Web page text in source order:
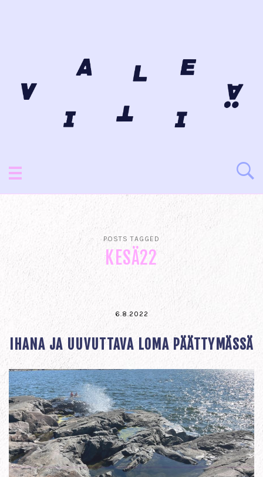
POSTS TAGGED
KESÄ22
6.8.2022
IHANA JA UUVUTTAVA LOMA PÄÄTTYMÄSSÄ